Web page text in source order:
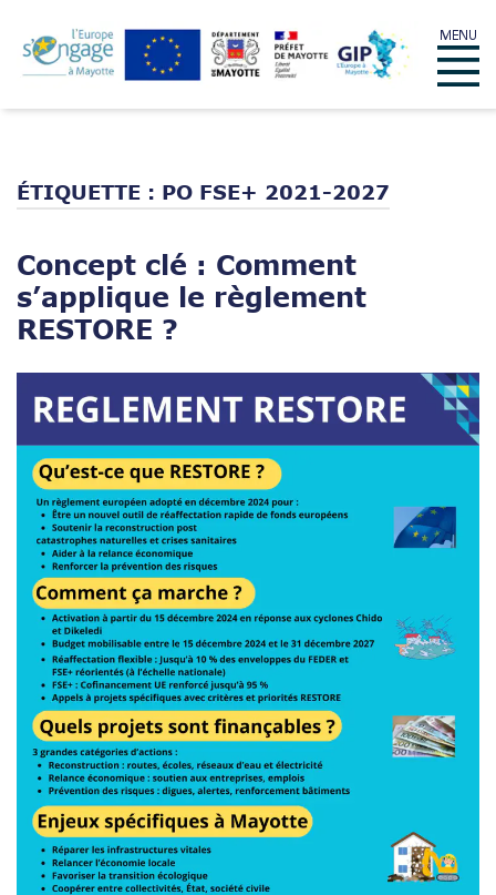
content
MENU
Menu
ÉTIQUETTE : PO FSE+ 2021-2027
Concept clé : Comment
s’applique le règlement
RESTORE ?
Open post